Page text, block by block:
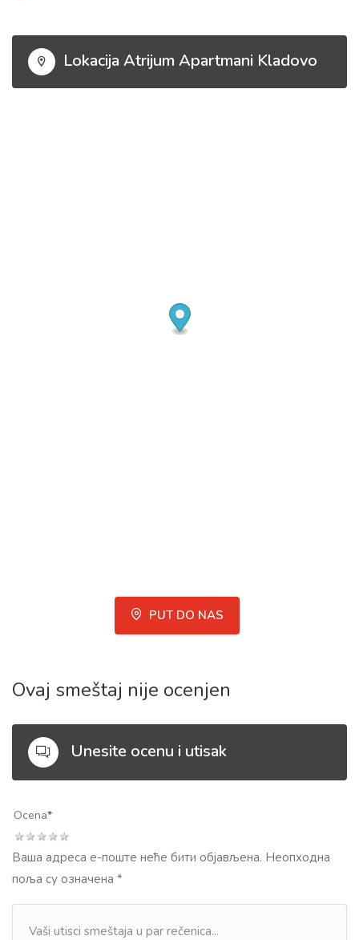
Lokacija Atrijum Apartmani Kladovo
PUT DO NAS
Ovaj smeštaj nije ocenjen
Unesite ocenu i utisak
Ocena*
4 stars
3 stars
2 stars
1 star
Ваша адреса е-поште неће бити објављена. Неопходна
поља су означена *